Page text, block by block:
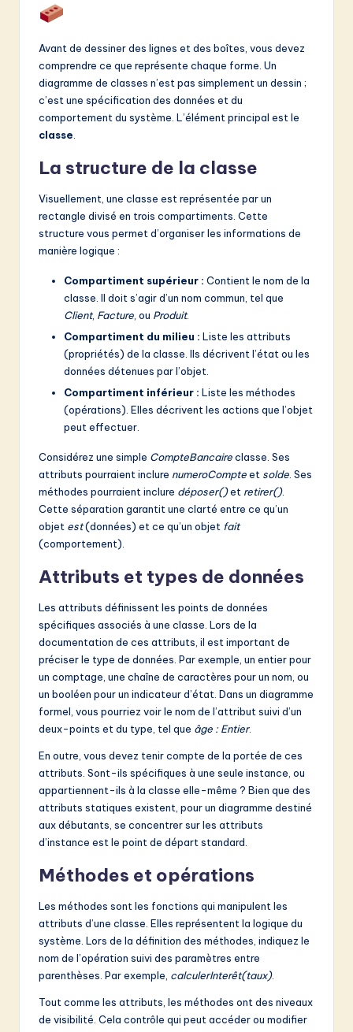
oAvant de dessiner des lignes et des boîtes, vous devez
comprendre ce que représente chaque forme. Un
diagramme de classes n’est pas simplement un dessin ;
c’est une spécification des données et du
comportement du système. L’élément principal est le
classe
La structure de la classe
Visuellement, une classe est représentée par un
rectangle divisé en trois compartiments. Cette
structure vous permet d’organiser les informations de
manière logique :
Compartiment supérieur : Contient le nom de la
classe. Il doit s’agir d’un nom commun, tel que
Client, Facture , ou Produit.
Compartiment du milieu : Liste les attributs
(propriétés) de la classe. Ils décrivent l’état ou les
données détenues par l’objet.
Compartiment inférieur : Liste les méthodes
(opérations). Elles décrivent les actions que l’objet
peut effectuer.
Considérez une simple CompteBancaireclasse. Ses
attributs pourraient inclure numeroCompteet solde . Ses
méthodes pourraient inclure déposer()et retirer().
Cette séparation garantit une clarté entre ce qu’un
objet est(données) et ce qu’un objet fait
(comportement).
Attributs et types de données
Les attributs définissent les points de données
spécifiques associés à une classe. Lors de la
documentation de ces attributs, il est important de
préciser le type de données. Par exemple, un entier pour
un comptage, une chaîne de caractères pour un nom, ou
un booléen pour un indicateur d’état. Dans un diagramme
formel, vous pourriez voir le nom de l’attribut suivi d’un
deux-points et du type, tel que âge : Entier.
En outre, vous devez tenir compte de la portée de ces
attributs. Sont-ils spécifiques à une seule instance, ou
appartiennent-ils à la classe elle-même ? Bien que des
attributs statiques existent, pour un diagramme destiné
aux débutants, se concentrer sur les attributs
d’instance est le point de départ standard.
Méthodes et opérations
Les méthodes sont les fonctions qui manipulent les
attributs d’une classe. Elles représentent la logique du
système. Lors de la définition des méthodes, indiquez le
nom de l’opération suivi des paramètres entre
parenthèses. Par exemple, calculerInterêt(taux).
Tout comme les attributs, les méthodes ont des niveaux
de visibilité. Cela contrôle qui peut accéder ou modifier